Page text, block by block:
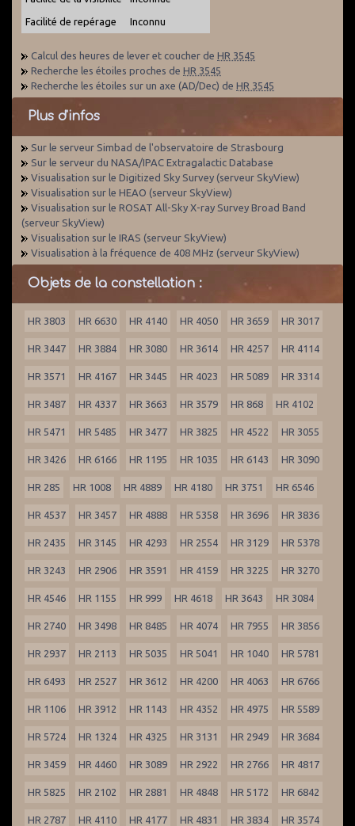
Facilité de repérage Inconnu
Calcul des heures de lever et coucher de HR 3545
Recherche les étoiles proches de HR 3545
Recherche les étoiles sur un axe (AD/Dec) de HR 3545
Plus d'infos
Sur le serveur Simbad de l'observatoire de Strasbourg
Sur le serveur du NASA/IPAC Extragalactic Database
Visualisation sur le Digitized Sky Survey (serveur SkyView)
Visualisation sur le HEAO (serveur SkyView)
Visualisation sur le ROSAT All-Sky X-ray Survey Broad Band
(serveur SkyView)
Visualisation sur le IRAS (serveur SkyView)
Visualisation à la fréquence de 408 MHz (serveur SkyView)
Objets de la constellation :
HR 3803 HR 6630 HR 4140 HR 4050 HR 3659 HR 3017
HR 3447 HR 3884 HR 3080 HR 3614 HR 4257 HR 4114
HR 3571 HR 4167 HR 3445 HR 4023 HR 5089 HR 3314
HR 3487 HR 4337 HR 3663 HR 3579 HR 868 HR 4102
HR 5471 HR 5485 HR 3477 HR 3825 HR 4522 HR 3055
HR 3426 HR 6166 HR 1195 HR 1035 HR 6143 HR 3090
HR 285 HR 1008 HR 4889 HR 4180 HR 3751 HR 6546
HR 4537 HR 3457 HR 4888 HR 5358 HR 3696 HR 3836
HR 2435 HR 3145 HR 4293 HR 2554 HR 3129 HR 5378
HR 3243 HR 2906 HR 3591 HR 4159 HR 3225 HR 3270
HR 4546 HR 1155 HR 999 HR 4618 HR 3643 HR 3084
HR 2740 HR 3498 HR 8485 HR 4074 HR 7955 HR 3856
HR 2937 HR 2113 HR 5035 HR 5041 HR 1040 HR 5781
HR 6493 HR 2527 HR 3612 HR 4200 HR 4063 HR 6766
HR 1106 HR 3912 HR 1143 HR 4352 HR 4975 HR 5589
HR 5724 HR 1324 HR 4325 HR 3131 HR 2949 HR 3684
HR 3459 HR 4460 HR 3089 HR 2922 HR 2766 HR 4817
HR 5825 HR 2102 HR 2881 HR 4848 HR 5172 HR 6842
HR 2787 HR 4110 HR 4177 HR 4831 HR 3834 HR 3574